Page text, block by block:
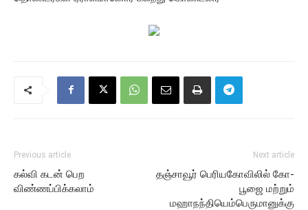
Previous article
கல்வி கடன் பெற
விண்ணப்பிக்கலாம்
Next article
தஞ்சாவூர் பெரியகோவிலில் கோ-
பூஜை மற்றும்
மஹாநந்தியெம்பெருமானுக்கு